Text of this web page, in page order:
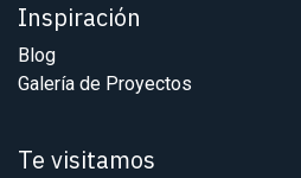
Inspiración
Blog
Galería de Proyectos
Te visitamos